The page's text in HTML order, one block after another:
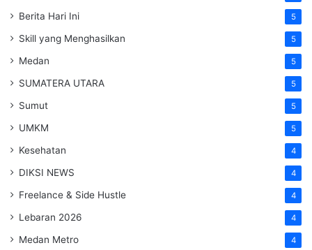
Berita Hari Ini 5
Skill yang Menghasilkan 5
Medan 5
SUMATERA UTARA 5
Sumut 5
UMKM 5
Kesehatan 4
DIKSI NEWS 4
Freelance & Side Hustle 4
Lebaran 2026 4
Medan Metro 4